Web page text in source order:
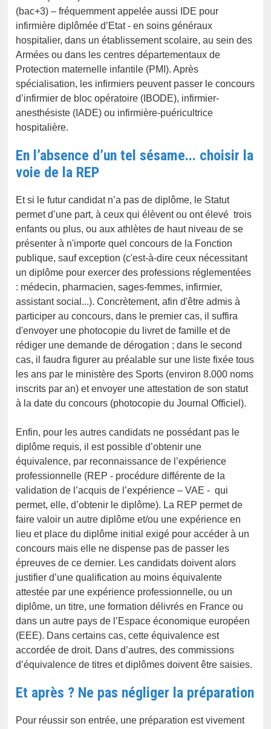
(bac+3) – fréquemment appelée aussi IDE pour
infirmière diplômée d’Etat - en soins généraux
hospitalier, dans un établissement scolaire, au sein des
Armées ou dans les centres départementaux de
Protection maternelle infantile (PMI). Après
spécialisation, les infirmiers peuvent passer le concours
d’infirmier de bloc opératoire (IBODE), infirmier-
anesthésiste (IADE) ou infirmière-puéricultrice
hospitalière.
En l’absence d’un tel sésame... choisir la
voie de la REP
Et si le futur candidat n’a pas de diplôme, le Statut
permet d’une part, à ceux qui élèvent ou ont élevé trois
enfants ou plus, ou aux athlètes de haut niveau de se
présenter à n'importe quel concours de la Fonction
publique, sauf exception (c'est-à-dire ceux nécessitant
un diplôme pour exercer des professions réglementées
: médecin, pharmacien, sages-femmes, infirmier,
assistant social...). Concrètement, afin d'être admis à
participer au concours, dans le premier cas, il suffira
d'envoyer une photocopie du livret de famille et de
rédiger une demande de dérogation ; dans le second
cas, il faudra figurer au préalable sur une liste fixée tous
les ans par le ministère des Sports (environ 8.000 noms
inscrits par an) et envoyer une attestation de son statut
à la date du concours (photocopie du Journal Officiel).
Enfin, pour les autres candidats ne possédant pas le
diplôme requis, il est possible d’obtenir une
équivalence, par reconnaissance de l’expérience
professionnelle (REP - procédure différente de la
validation de l’acquis de l’expérience – VAE - qui
permet, elle, d’obtenir le diplôme). La REP permet de
faire valoir un autre diplôme et/ou une expérience en
lieu et place du diplôme initial exigé pour accéder à un
concours mais elle ne dispense pas de passer les
épreuves de ce dernier. Les candidats doivent alors
justifier d’une qualification au moins équivalente
attestée par une expérience professionnelle, ou un
diplôme, un titre, une formation délivrés en France ou
dans un autre pays de l’Espace économique européen
(EEE). Dans certains cas, cette équivalence est
accordée de droit. Dans d’autres, des commissions
d’équivalence de titres et diplômes doivent être saisies.
Et après ? Ne pas négliger la préparation
Pour réussir son entrée, une préparation est vivement